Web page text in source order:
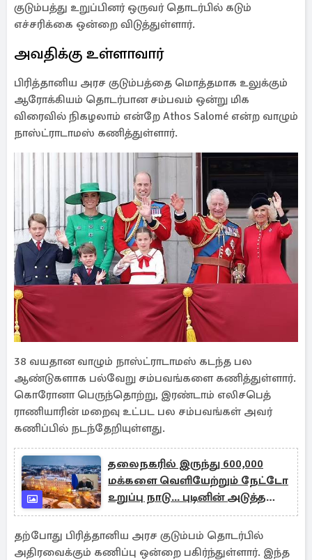
குடும்பத்து உறுப்பினர் ஒருவர் தொடர்பில் கடும்
எச்சரிக்கை ஒன்றை விடுத்துள்ளார்.
அவதிக்கு உள்ளாவார்
பிரித்தானிய அரச குடும்பத்தை மொத்தமாக உலுக்கும்
ஆரோக்கியம் தொடர்பான சம்பவம் ஒன்று மிக
விரைவில் நிகழலாம் என்றே Athos Salomé என்ற வாழும்
நாஸ்ட்ராடாமஸ் கணித்துள்ளார்.
38 வயதான வாழும் நாஸ்ட்ராடாமஸ் கடந்த பல
ஆண்டுகளாக பல்வேறு சம்பவங்களை கணித்துள்ளார்.
கொரோனா பெருந்தொற்று, இரண்டாம் எலிசபெத்
ராணியாரின் மறைவு உட்பட பல சம்பவங்கள் அவர்
கணிப்பில் நடந்தேறியுள்ளது.
தலைநகரில் இருந்து 600,000
மக்களை வெளியேற்றும் நேட்டோ
உறுப்பு நாடு... புடினின் அடுத்த
இலக்கு
தற்போது பிரித்தானிய அரச குடும்பம் தொடர்பில்
அதிரவைக்கும் கணிப்பு ஒன்றை பகிர்ந்துள்ளார். இந்த